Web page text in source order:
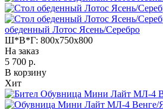
обеденный Лотос Ясень/Серебро
Ш*В*Г: 800x750x800
На заказ
5 700 р.
В корзину
Хит